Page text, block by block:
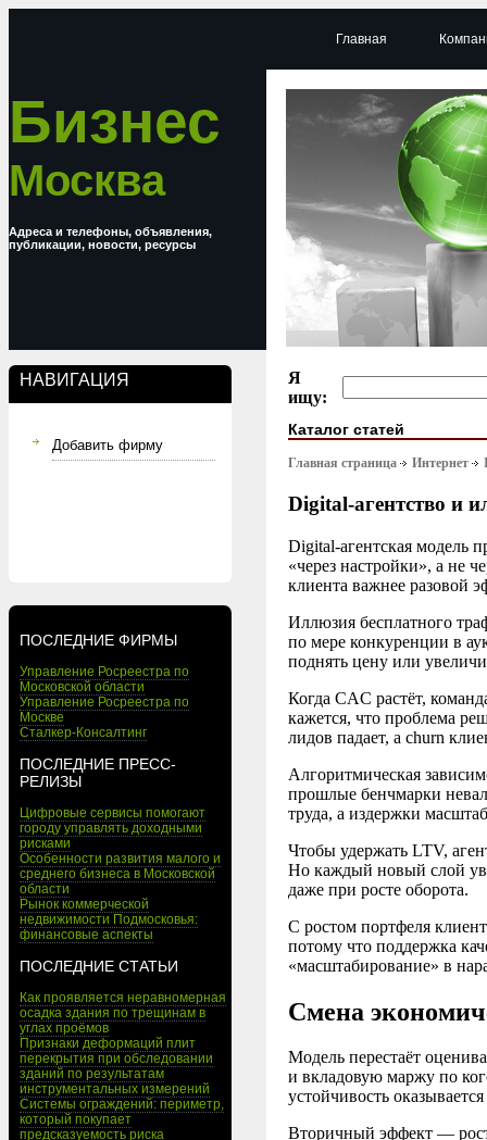
Бизнес
Москва
Адреса и телефоны, объявления,
публикации, новости, ресурсы
НАВИГАЦИЯ
Добавить фирму
ПОСЛЕДНИЕ ФИРМЫ
Управление Росреестра по
Московской области
Управление Росреестра по
Москве
Сталкер-Консалтинг
ПОСЛЕДНИЕ ПРЕСС-
РЕЛИЗЫ
Цифровые сервисы помогают
городу управлять доходными
рисками
Особенности развития малого и
среднего бизнеса в Московской
области
Рынок коммерческой
недвижимости Подмосковья:
финансовые аспекты
ПОСЛЕДНИЕ СТАТЬИ
Как проявляется неравномерная
осадка здания по трещинам в
углах проёмов
Признаки деформаций плит
перекрытия при обследовании
зданий по результатам
инструментальных измерений
Системы ограждений: периметр,
который покупает
предсказуемость риска
Главная
Я
ищу:
Каталог статей
Главная страница Интернет
Digital-агентство и
Digital-агентская модель
«через настройки», а не
клиента важнее разовой
Иллюзия бесплатного
по мере конкуренции в
поднять цену или
Когда CAC растёт,
кажется, что проблема
лидов падает, а churn
Алгоритмическая
прошлые бенчмарки
труда, а издержки
Чтобы удержать LTV,
Но каждый новый слой
даже при росте оборота.
С ростом портфеля
потому что поддержка
«масштабирование» в
Смена
Модель перестаёт
и вкладовую маржу по
устойчивость
Вторичный эффект — рост